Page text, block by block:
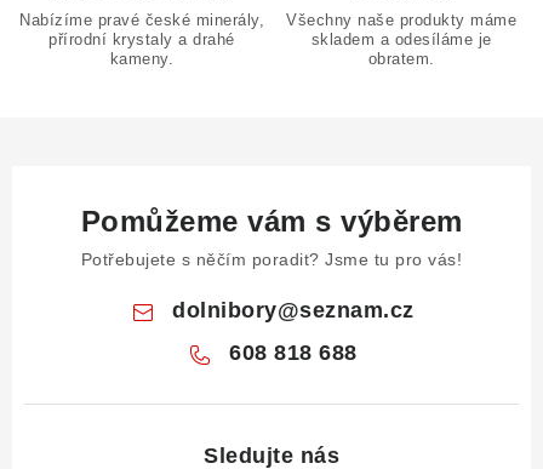
s
Nabízíme pravé české minerály,
přírodní krystaly a drahé
kameny.
Všechny naše produkty máme
skladem a odesíláme je
obratem.
Pomůžeme vám s výběrem
Potřebujete s něčím poradit? Jsme tu pro vás!
dolnibory@seznam.cz
608 818 688